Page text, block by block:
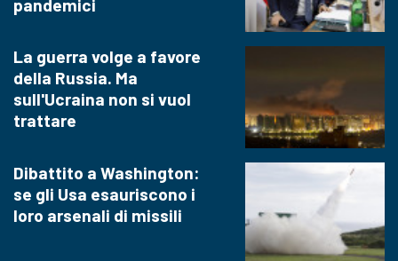
pandemici
La guerra volge a favore
della Russia. Ma
sull'Ucraina non si vuol
trattare
Dibattito a Washington:
se gli Usa esauriscono i
loro arsenali di missili